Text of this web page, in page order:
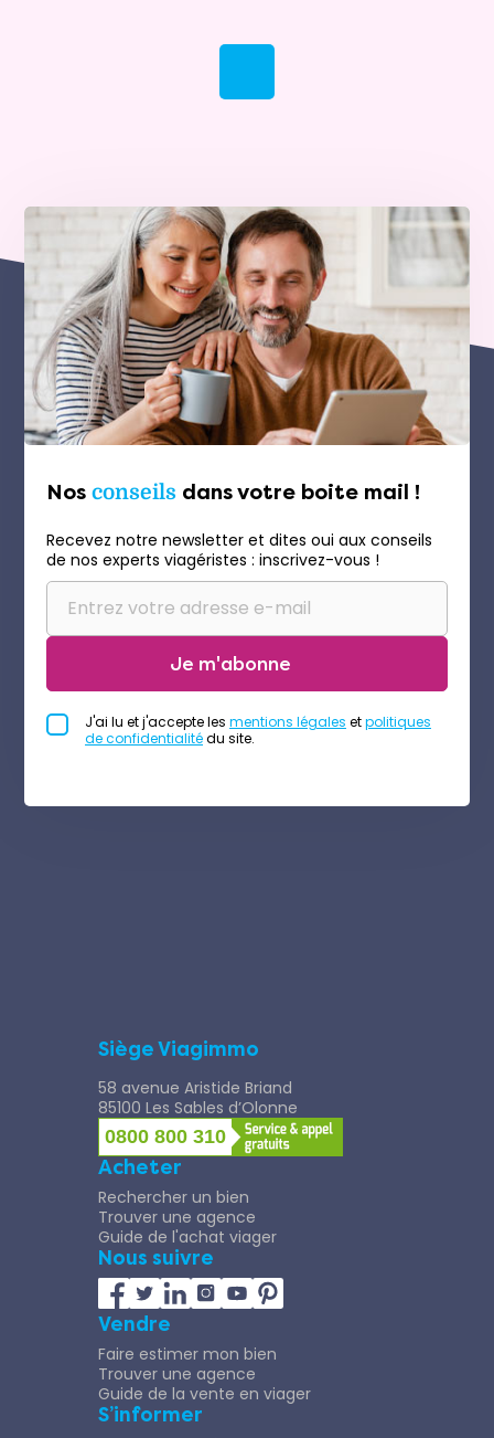
Nos conseils dans votre boite mail !
Recevez notre newsletter et dites oui aux conseils
de nos experts viagéristes : inscrivez-vous !
Je m'abonne
J'ai lu et j'accepte les mentions légales etpolitiques
de confidentialitédu site.
Siège Viagimmo
58 avenue Aristide Briand
85100 Les Sables d’Olonne
0800 800 310
Acheter
Rechercher un bien
Trouver une agence
Guide de l'achat viager
Nous suivre
Vendre
Faire estimer mon bien
Trouver une agence
Guide de la vente en viager
S’informer